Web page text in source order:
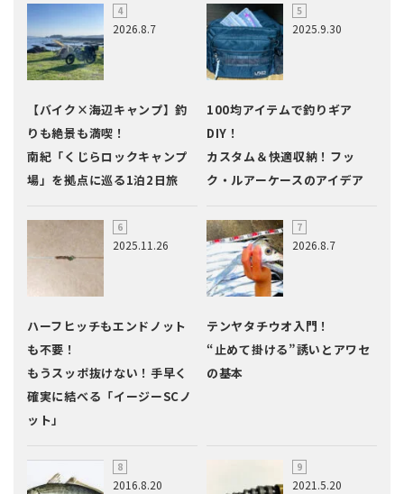
2026.8.7
【バイク×海辺キャンプ】釣
りも絶景も満喫！
南紀「くじらロックキャンプ
場」を拠点に巡る1泊2日旅
2025.9.30
100均アイテムで釣りギア
DIY！
カスタム＆快適収納！フッ
ク・ルアーケースのアイデア
2025.11.26
ハーフヒッチもエンドノット
も不要！
もうスッポ抜けない！手早く
確実に結べる「イージーSCノ
ット」
2026.8.7
テンヤタチウオ入門！
“止めて掛ける”誘いとアワセ
の基本
2016.8.20 2021.5.20